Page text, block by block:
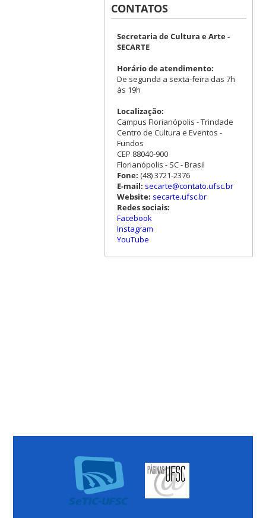
CONTATOS
Secretaria de Cultura e Arte -
SECARTE
Horário de atendimento:
De segunda a sexta-feira das 7h
às 19h
Localização:
Campus Florianópolis - Trindade
Centro de Cultura e Eventos -
Fundos
CEP 88040-900
Florianópolis - SC - Brasil
Fone: (48) 3721-2376
E-mail: secarte@contato.ufsc.br
Website: secarte.ufsc.br
Redes sociais:
Facebook
Instagram
YouTube